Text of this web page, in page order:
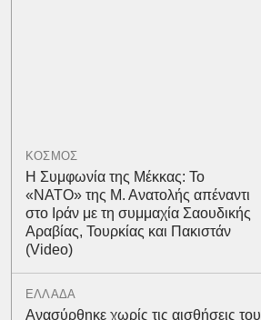
ΚΟΣΜΟΣ
Η Συμφωνία της Μέκκας: Το
«ΝΑΤΟ» της Μ. Ανατολής απέναντι
στο Ιράν με τη συμμαχία Σαουδικής
Αραβίας, Τουρκίας και Πακιστάν
(Video)
ΕΛΛΑΔΑ
Ανασύρθηκε χωρίς τις αισθήσεις του